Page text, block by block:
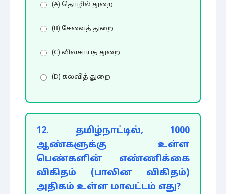
(A) தொழில் துறை
(B) சேவைத் துறை
(C) விவசாயத் துறை
(D) கல்வித் துறை
12. தமிழ்நாட்டில், 1000
ஆண்களுக்கு உள்ள
பெண்களின் எண்ணிக்கை
விகிதம் (பாலின விகிதம்)
அதிகம் உள்ள மாவட்டம் எது?